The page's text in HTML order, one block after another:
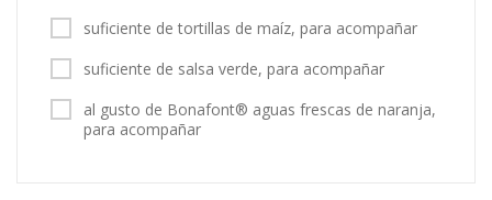
suficiente de tortillas de maíz, para acompañar
suficiente de salsa verde, para acompañar
al gusto de Bonafont® aguas frescas de naranja,
para acompañar